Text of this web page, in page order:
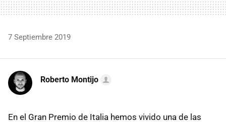
7 Septiembre 2019
Roberto Montijo
En el Gran Premio de Italia hemos vivido una de las